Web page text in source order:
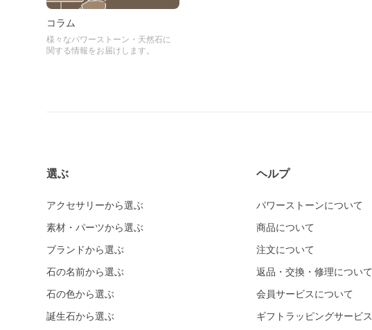
コラム
様々なパワーストーン・天然石に
関する情報をお届けします。
選ぶ
アクセサリーから選ぶ
素材・パーツから選ぶ
ブランドから選ぶ
石の名前から選ぶ
石の色から選ぶ
誕生石から選ぶ
ヘルプ
パワーストーンについて
商品について
注文について
返品・交換・修理について
会員サービスについて
ギフトラッピングサービス